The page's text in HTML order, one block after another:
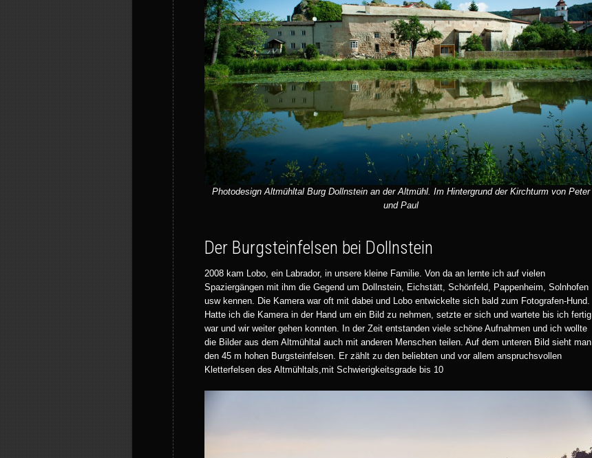
Photodesign Altmühltal Burg Dollnstein an der Altmühl. Im Hintergrund der Kirchturm von Peter
und Paul
Der Burgsteinfelsen bei Dollnstein
2008 kam Lobo, ein Labrador, in unsere kleine Familie. Von da an lernte ich auf vielen
Spaziergängen mit ihm die Gegend um Dollnstein, Eichstätt, Schönfeld, Pappenheim, Solnhofen
usw kennen. Die Kamera war oft mit dabei und Lobo entwickelte sich bald zum Fotografen-Hund.
Hatte ich die Kamera in der Hand um ein Bild zu nehmen, setzte er sich und wartete bis ich fertig
war und wir weiter gehen konnten. In der Zeit entstanden viele schöne Aufnahmen und ich wollte
die Bilder aus dem Altmühltal auch mit anderen Menschen teilen. Auf dem unteren Bild sieht man
den 45 m hohen Burgsteinfelsen. Er zählt zu den beliebten und vor allem anspruchsvollen
Kletterfelsen des Altmühltals,mit Schwierigkeitsgrade bis 10